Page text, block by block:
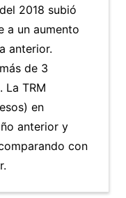
2018 subió
a un aumento
anterior.
de 3
La TRM
en
anterior y
con